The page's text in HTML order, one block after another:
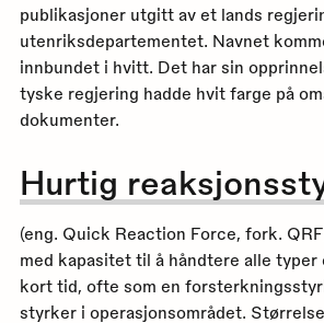
publikasjoner utgitt av et lands
utenriksdepartementet. Navnet
innbundet i hvitt. Det har sin
tyske regjering hadde hvit farge på
dokumenter.
Hurtig
(eng. Quick Reaction Force, fork.
med kapasitet til å håndtere alle typer
kort tid, ofte som en
styrker i operasjonsområdet.